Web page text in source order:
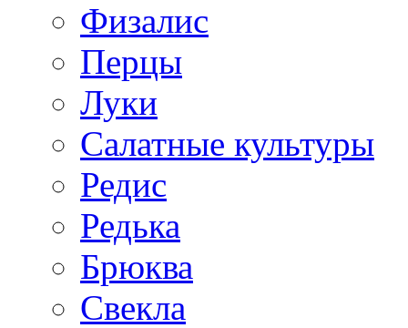
Физалис
Перцы
Луки
Салатные культуры
Редис
Редька
Брюква
Свекла